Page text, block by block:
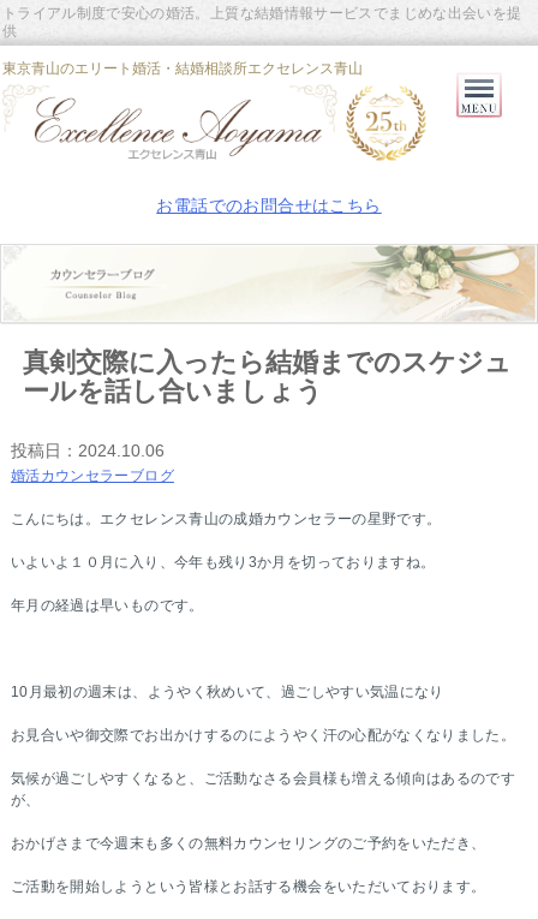
東京青山のエリート婚活・結婚相談所エクセレンス青山
トライアル制度で安心の婚活。上質な結婚情報サービスでまじめな出会いを提
供
お電話でのお問合せはこちら
真剣交際に入ったら結婚までのスケジュ
ールを話し合いましょう
投稿日： 2024.10.06
婚活カウンセラーブログ
こんにちは。エクセレンス青山の成婚カウンセラーの星野です。
いよいよ１０月に入り、今年も残り3か月を切っておりますね。
年月の経過は早いものです。
10月最初の週末は、ようやく秋めいて、過ごしやすい気温になり
お見合いや御交際でお出かけするのにようやく汗の心配がなくなりました。
気候が過ごしやすくなると、ご活動なさる会員様も増える傾向はあるのです
が、
おかげさまで今週末も多くの無料カウンセリングのご予約をいただき、
ご活動を開始しようという皆様とお話する機会をいただいております。